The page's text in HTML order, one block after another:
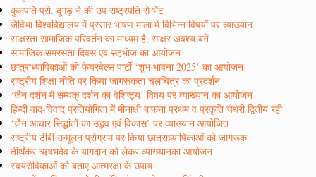
कुलपति प्रो. दूगड़ ने की उप राष्ट्रपति से भेंट
जैविभा विश्वविद्यालय में प्रसार भाषण माला में विभिन्न विषयों पर व्याख्यान
साक्षरता सामाजिक परिवर्तन का माध्यम है, साक्षर अवश्य बनें
सामाजिक समरसता दिवस एवं सहभोज का आयोजन
छात्राध्यापिकाओं की फेयरवेल्स पार्टी ‘शुभ भावना 2025’ का आयोजन
राष्ट्रीय शिक्षा नीति पर किया जागरूकता चलचित्र का प्रदर्शन
‘जैन दर्शन में सम्यक् दर्शन का वैशिष्ट्य’ विषय पर व्याख्यान का आयोजन
हिन्दी वाद-विवाद प्रतियोगिता में मीनाक्षी बाफना प्रथम व प्रकृति चैधरी द्वितीय रही
‘जैन आचार सिद्धांतों का उद्भव एवं विकास’ पर व्याख्यान आयोजित
राष्ट्रीय टीबी उन्मूलन प्रोग्राम पर किया छात्राध्यापिकाओं को जागरूक
तीर्थंकर ऋषभदेव के यागदान को लेकर व्याख्यानका आयोजन
स्वयंसेविकाओं को बताए आत्मरक्षा के उपाय